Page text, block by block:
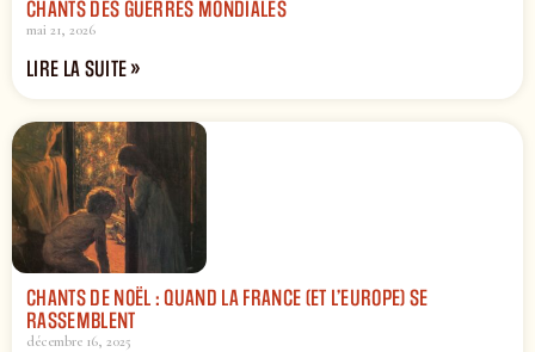
CHANTS DES GUERRES MONDIALES
mai 21, 2026
LIRE LA SUITE »
CHANTS DE NOËL : QUAND LA FRANCE (ET L’EUROPE) SE
RASSEMBLENT
décembre 16, 2025